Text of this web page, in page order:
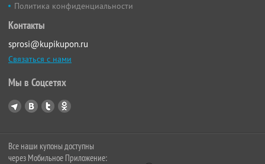
Политика конфиденциальности
Контакты
sprosi@kupikupon.ru
Связаться с нами
Мы в Соцсетях
Все наши купоны доступны
через Мобильное Приложение: